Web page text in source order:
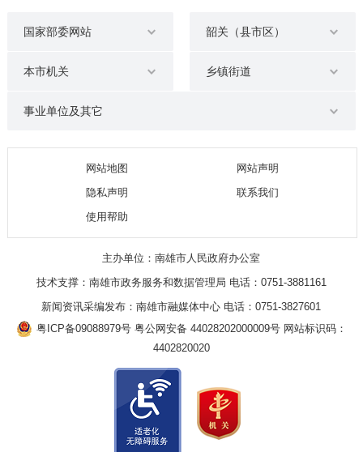
国家部委网站 韶关（县市区）
本市机关 乡镇街道
事业单位及其它
网站地图
网站声明
隐私声明
联系我们
使用帮助
主办单位：南雄市人民政府办公室
技术支撑：南雄市政务服务和数据管理局 电话：0751-3881161
新闻资讯采编发布：南雄市融媒体中心 电话：0751-3827601
粤ICP备09088979号 粤公网安备 44028202000009号网站标识码：
4402820020